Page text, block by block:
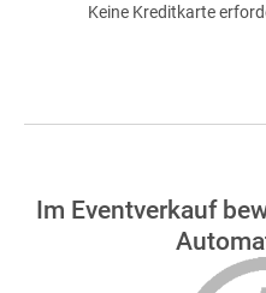
Keine Kreditkarte
Im Eventverkauf